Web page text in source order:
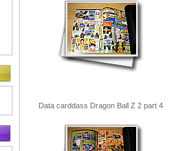
Data carddass Dragon Ball Z 2 part 4